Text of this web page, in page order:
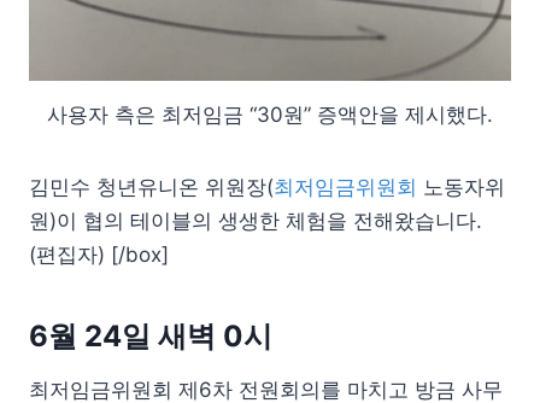
사용자 측은 최저임금 “30원” 증액안을 제시했다.
김민수 청년유니온 위원장(최저임금위원회 노동자위
원)이 협의 테이블의 생생한 체험을 전해왔습니다.
(편집자) [/box]
6월 24일 새벽 0시
최저임금위원회 제6차 전원회의를 마치고 방금 사무